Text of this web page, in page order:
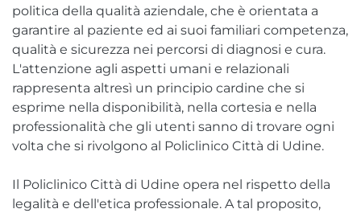
politica della qualità aziendale, che è orientata a
garantire al paziente ed ai suoi familiari competenza,
qualità e sicurezza nei percorsi di diagnosi e cura.
L'attenzione agli aspetti umani e relazionali
rappresenta altresì un principio cardine che si
esprime nella disponibilità, nella cortesia e nella
professionalità che gli utenti sanno di trovare ogni
volta che si rivolgono al Policlinico Città di Udine.
Il Policlinico Città di Udine opera nel rispetto della
legalità e dell'etica professionale. A tal proposito,